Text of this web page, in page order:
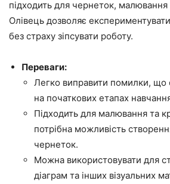
підходить для чернеток,
Олівець дозволяє
без страху зіпсувати роботу.
Переваги:
Легко виправити помилки, що
на початкових етапах
Підходить для малювання та
потрібна можливість
чернеток.
Можна використовувати для
діаграм та інших візуальних